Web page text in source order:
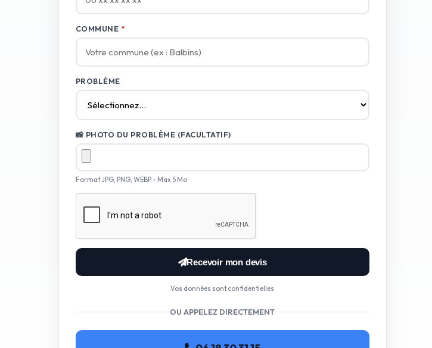
COMMUNE *
PROBLÈME
📸 PHOTO DU PROBLÈME (FACULTATIF)
Format JPG, PNG, WEBP - Max 5 Mo
Recevoir mon devis
Vos données sont confidentielles
OU APPELEZ DIRECTEMENT